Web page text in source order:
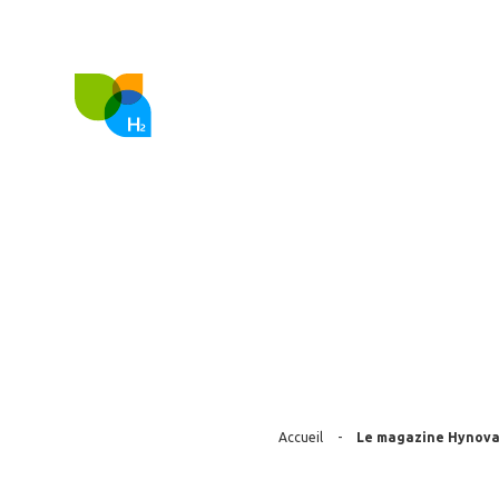
Accueil - Le magazine